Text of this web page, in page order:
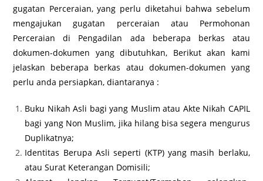
gugatan Perceraian, yang perlu diketahui bahwa sebelum
mengajukan gugatan perceraian atau Permohonan
Perceraian di Pengadilan ada beberapa berkas atau
dokumen-dokumen yang dibutuhkan, Berikut akan kami
jelaskan beberapa berkas atau dokumen-dokumen yang
perlu anda persiapkan, diantaranya :
Buku Nikah Asli bagi yang Muslim atau Akte Nikah CAPIL
bagi yang Non Muslim, jika hilang bisa segera mengurus
Duplikatnya;
Identitas Berupa Asli seperti (KTP) yang masih berlaku,
atau Surat Keterangan Domisili;